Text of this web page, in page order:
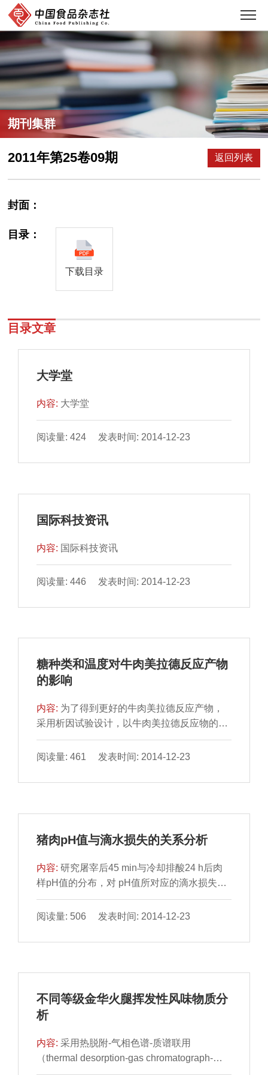
期刊集群
2011年第25卷09期 返回列表
封面：
目录：
下载目录
目录文章
大学堂
内容: 大学堂
阅读量: 424 发表时间: 2014-12-23
国际科技资讯
内容: 国际科技资讯
阅读量: 446 发表时间: 2014-12-23
糖种类和温度对牛肉美拉德反应产物
的影响
内容: 为了得到更好的牛肉美拉德反应产物，
采用析因试验设计，以牛肉美拉德反应物的吸
光度、色泽和感官评 定为指标对D-木糖、D-
葡萄糖和蜂蜜在反...
阅读量: 461 发表时间: 2014-12-23
猪肉pH值与滴水损失的关系分析
内容:研究屠宰后45 min与冷却排酸24 h后肉
样pH值的分布，对 pH值所对应的滴水损失的
分布规律进行分析。 结果表明：屠宰后45 min
与冷却排酸2...
阅读量: 506 发表时间: 2014-12-23
不同等级金华火腿挥发性风味物质分
析
内容:采用热脱附-气相色谱-质谱联用
（thermal desorption-gas chromatograph-